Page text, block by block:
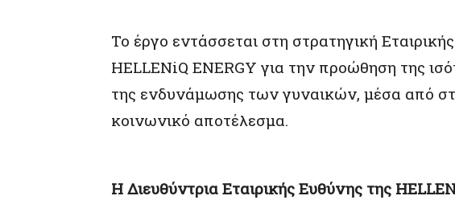
Το έργο εντάσσεται στη στρατηγική
HELLENiQ ENERGY για την προώθηση της
της ενδυνάμωσης των γυναικών, μέσα από
κοινωνικό αποτέλεσμα.
Η Διευθύντρια Εταιρικής Ευθύνης της